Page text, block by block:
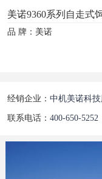
美诺9360系列自走式
品 牌：美诺
经销企业： 中机美诺科
联系电话： 400-650-5252